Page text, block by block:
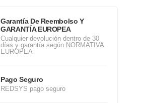
Garantía De Reembolso Y
GARANTÍA EUROPEA
Cualquier devolución dentro de 30
días y garantía según NORMATIVA
EUROPEA
Pago Seguro
REDSYS pago seguro